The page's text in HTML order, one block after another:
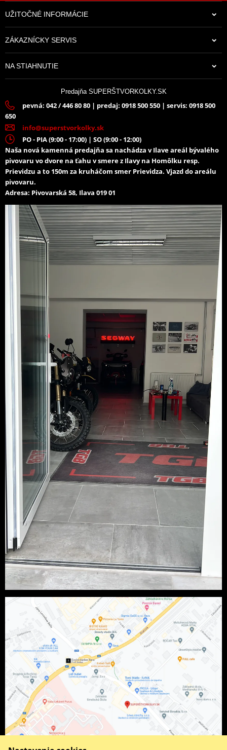
UŽITOČNÉ INFORMÁCIE
ZÁKAZNÍCKY SERVIS
NA STIAHNUTIE
Predajňa SUPERŠTVORKOLKY.SK
pevná: 042 / 446 80 80 | predaj: 0918 500 550 | servis: 0918 500
650
info@superstvorkolky.sk
PO - PIA (9:00 - 17:00) | SO (9:00 - 12:00)
Naša nová kamenná predajňa sa nachádza v Ilave areál bývalého
pivovaru vo dvore na ťahu v smere z Ilavy na Homôlku resp.
Prievidzu a to 150m za kruháčom smer Prievidza. Vjazd do areálu
pivovaru.
Adresa: Pivovarská 58, Ilava 019 01